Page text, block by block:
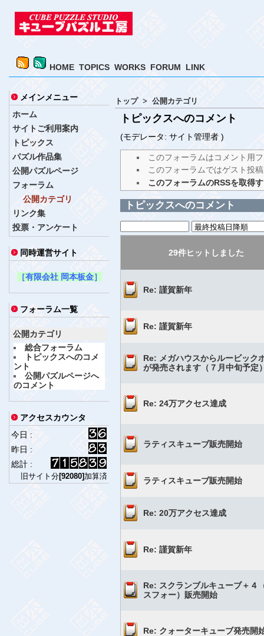
HOME TOPICS WORKS FORUM LINK
メインメニュー
ホーム
サイトご利用案内
トピックス
パズル作品集
公開パズルページ
フォーラム
公開カテゴリ
リンク集
投票・アンケート
同時運営サイト
［有限会社 岡本板金］
フォーラム一覧
公開カテゴリ
総合フォーラム
トピックスへのコメ
ント
公開パズルページへ
のコメント
アクセスカウンタ
今日 :
昨日 :
総計 :
旧サイト分[92080] 加算済
トップ> 公開カテゴリ
トピックスへのコメント
(モデレータ: サイト管理者 )
このフォーラムはコメント用
このフォーラムではゲスト投
このフォーラムのRSSを取得
トピックスへのコメント
29件ヒットしました
Re: 謹賀新年
Re: 謹賀新年
Re: メガハウスからルービック
が発売されます（７月中旬予定
Re: 24万アクセス達成
ラティスキューブ販売開始
ラティスキューブ販売開始
Re: 20万アクセス達成
Re: 謹賀新年
Re: スクランブルキューブ＋４
スフォー）販売開始
Re: クォーターキューブ発売開